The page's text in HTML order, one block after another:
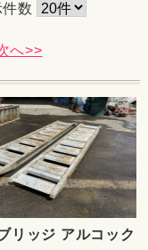
数
へ>>
リッジ アルコック